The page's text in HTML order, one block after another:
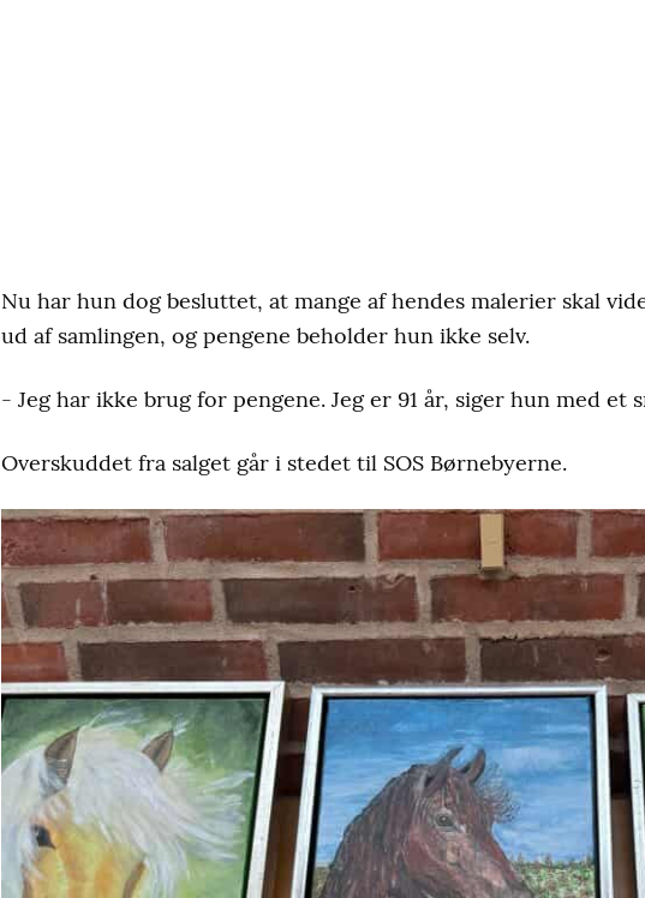
Nu har hun dog besluttet, at mange af hendes malerier skal
ud af samlingen, og pengene beholder hun ikke selv.
- Jeg har ikke brug for pengene. Jeg er 91 år, siger hun med et
Overskuddet fra salget går i stedet til SOS Børnebyerne.